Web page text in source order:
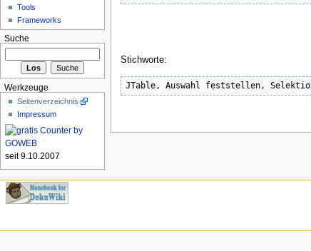
Stichworte:
Tools
Frameworks
Suche
Werkzeuge
Seitenverzeichnis
Impressum
seit 9.10.2007